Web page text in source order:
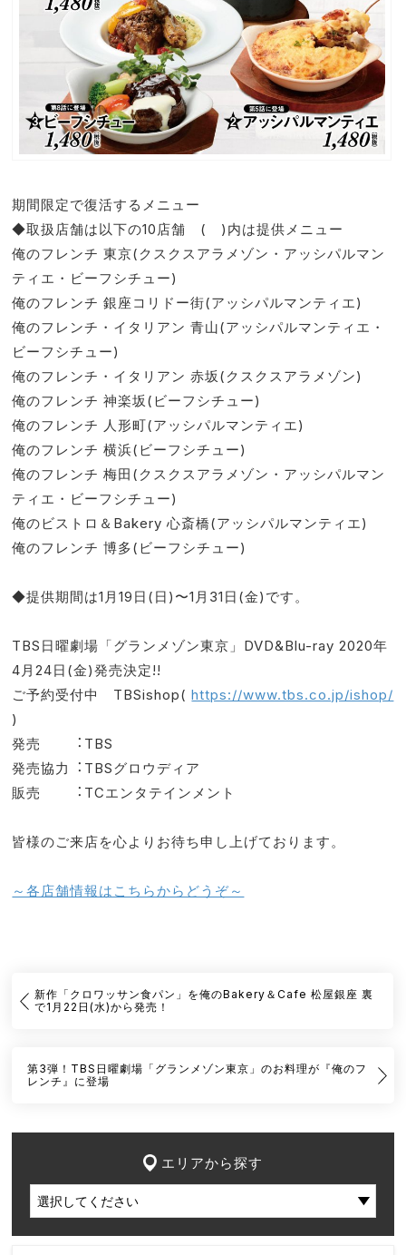
期間限定で復活するメニュー
◆取扱店舗は以下の10店舗 ( )内は提供メニュー
俺のフレンチ 東京(クスクスアラメゾン・アッシパルマン
ティエ・ビーフシチュー)
俺のフレンチ 銀座コリドー街(アッシパルマンティエ)
俺のフレンチ・イタリアン ⻘⼭(アッシパルマンティエ・
ビーフシチュー)
俺のフレンチ・イタリアン ⾚坂(クスクスアラメゾン)
俺のフレンチ 神楽坂(ビーフシチュー)
俺のフレンチ ⼈形町(アッシパルマンティエ)
俺のフレンチ 横浜(ビーフシチュー)
俺のフレンチ 梅⽥(クスクスアラメゾン・アッシパルマン
ティエ・ビーフシチュー)
俺のビストロ＆Bakery ⼼斎橋(アッシパルマンティエ)
俺のフレンチ 博多(ビーフシチュー)
◆提供期間は1⽉19⽇(⽇)〜1⽉31⽇(⾦)です。
TBS⽇曜劇場「グランメゾン東京」DVD&Blu-ray 2020年
4⽉24⽇(⾦)発売決定!!
ご予約受付中 TBSishop(https://www.tbs.co.jp/ishop/
)
発売 ︓TBS
発売協⼒︓TBSグロウディア
販売 ︓TCエンタテインメント
皆様のご来店を心よりお待ち申し上げております。
～各店舗情報はこちらからどうぞ～
新作「クロワッサン食パン」を俺のBakery＆Cafe 松屋銀座 裏
で1月22日(水)から発売！
第3弾！TBS日曜劇場「グランメゾン東京」のお料理が『俺のフ
レンチ』に登場
エリアから探す